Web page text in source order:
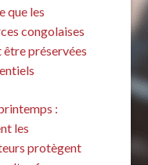
que les
congolaises
préservées
:
les
protègent